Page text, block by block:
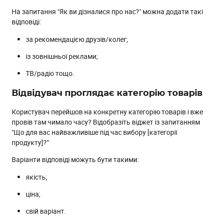
На запитання "Як ви дізналися про нас?" можна додати такі
відповіді:
за рекомендацією друзів/колег;
із зовнішньої реклами;
ТВ/радіо тощо.
Відвідувач проглядає категорію товарів
Користувач перейшов на конкретну категорію товарів і вже
провів там чимало часу? Відобразіть віджет із запитанням
"Що для вас найважливіше під час вибору [категорії
продукту]?”
Варіанти відповіді можуть бути такими:
якість;
ціна;
свій варіант.